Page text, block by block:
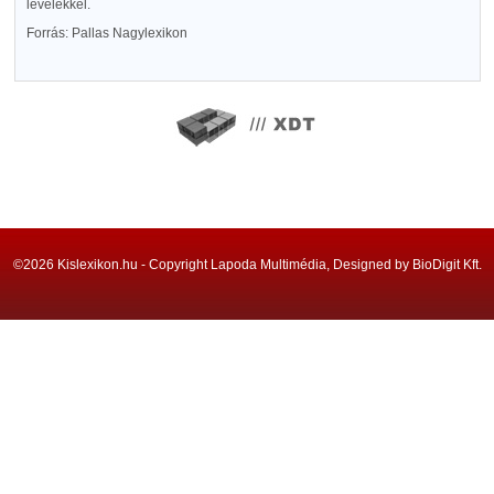
levelekkel.
Forrás: Pallas Nagylexikon
©2026 Kislexikon.hu - Copyright Lapoda Multimédia, Designed by BioDigit Kft.